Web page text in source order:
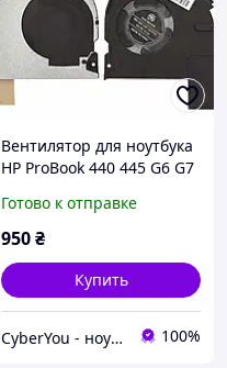
Вентилятор для ноутбука
HP ProBook 440 445 G6 G7
Готово к отправке
950₴
Купить
CyberYou - ноутбуки из США премиум-класса 100%